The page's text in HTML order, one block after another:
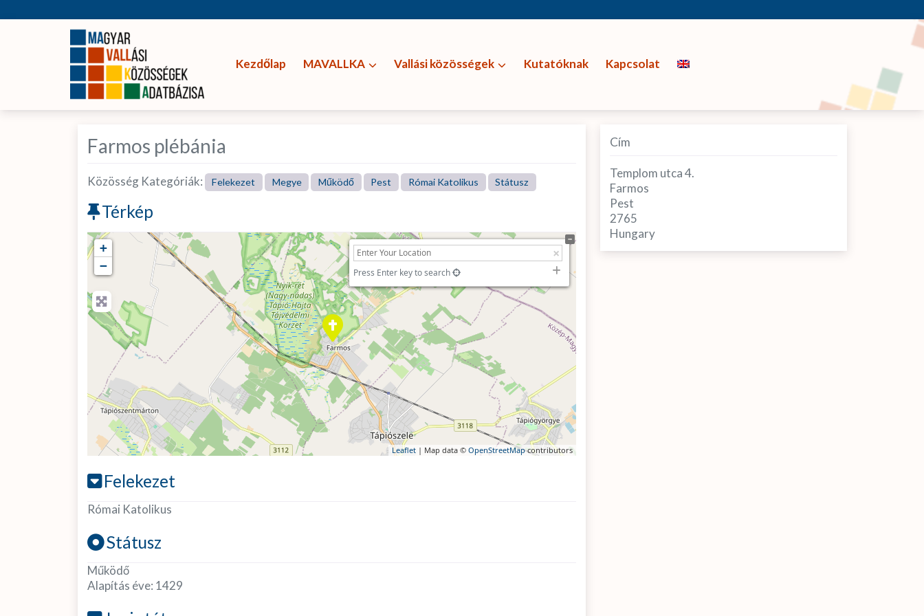
Kezdőlap MAVALLKA Vallási közösségek Kutatóknak Kapcsolat
Farmos plébánia
Közösség Kategóriák: Felekezet Megye Működő Pest Római Katolikus Státusz
Térkép
+
−
Press Enter key to search
Leaflet| Map data © OpenStreetMapcontributors
Felekezet
Római Katolikus
Státusz
Működő
Alapítás éve: 1429
Cím
Templom utca 4.
Farmos
Pest
2765
Hungary